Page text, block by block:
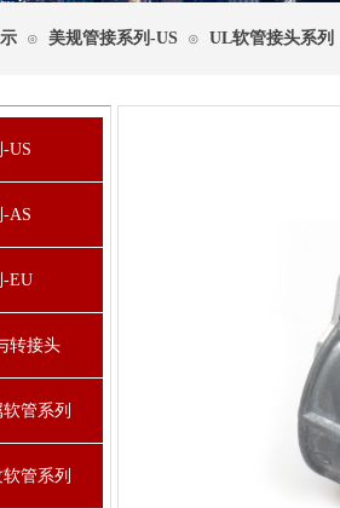
⊙ 美规管接系列-US ⊙ UL软管接头系列
US
AS
-EU
转接头
管系列
管系列